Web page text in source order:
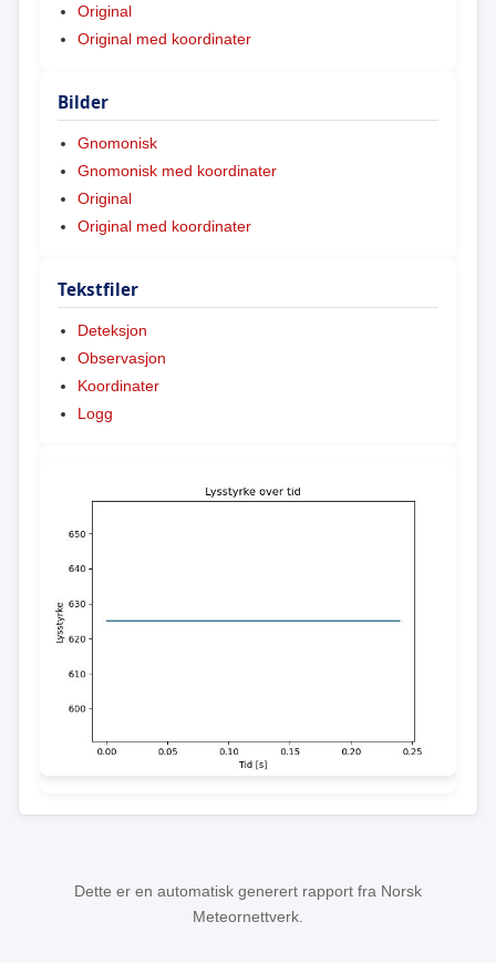
Original
Original med koordinater
Bilder
Gnomonisk
Gnomonisk med koordinater
Original
Original med koordinater
Tekstfiler
Deteksjon
Observasjon
Koordinater
Logg
Dette er en automatisk generert rapport fra Norsk
Meteornettverk.